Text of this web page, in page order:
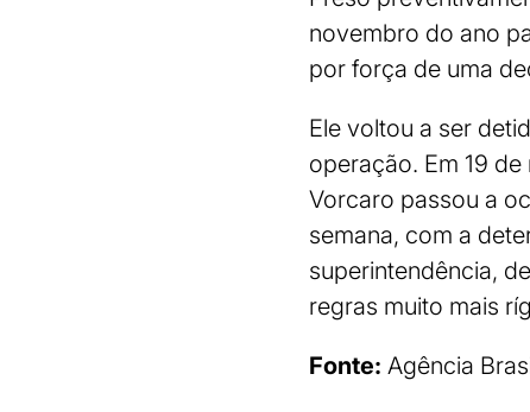
novembro do ano
por força de uma
Ele voltou a ser
operação. Em 19
Vorcaro passou a
semana, com a
superintendência,
regras muito mais
Fonte: Agência